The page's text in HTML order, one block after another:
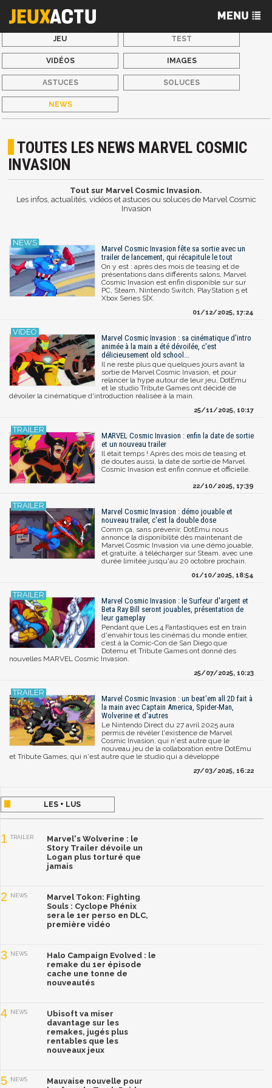
JEU TEST
VIDÉOS IMAGES
ASTUCES SOLUCES
NEWS
TOUTES LES NEWS MARVEL COSMIC
INVASION
Tout sur Marvel Cosmic Invasion.
Les infos, actualités, vidéos et astuces ou soluces de Marvel Cosmic
Invasion
Marvel Cosmic Invasion fête sa sortie avec un
trailer de lancement, qui récapitule le tout
On y est : après des mois de teasing et de
présentations dans différents salons, Marvel
Cosmic Invasion est enfin disponible sur sur
PC, Steam, Nintendo Switch, PlayStation 5 et
Xbox Series S|X.
01/12/2025, 17:24
Marvel Cosmic Invasion : sa cinématique d'intro
animée à la main a été dévoilée, c'est
délicieusement old school...
Il ne reste plus que quelques jours avant la
sortie de Marvel Cosmic Invasion, et pour
relancer la hype autour de leur jeu, DotEmu
et le studio Tribute Games ont décidé de
dévoiler la cinématique d'introduction réalisée à la main.
25/11/2025, 10:17
MARVEL Cosmic Invasion : enfin la date de sortie
et un nouveau trailer
Il était temps ! Après des mois de teasing et
de doutes aussi, la date de sortie de Marvel
Cosmic Invasion est enfin connue et officielle.
22/10/2025, 17:39
Marvel Cosmic Invasion : démo jouable et
nouveau trailer, c'est la double dose
Comm ça, sans prévenir, DotEmu nous
annonce la disponibilité dès maintenant de
Marvel Cosmic Invasion via une démo jouable,
et gratuite, à télécharger sur Steam, avec une
durée limitée jusqu'au 20 octobre prochain.
01/10/2025, 18:54
Marvel Cosmic Invasion : le Surfeur d'argent et
Beta Ray Bill seront jouables, présentation de
leur gameplay
Pendant que Les 4 Fantastiques est en train
d'envahir tous les cinémas du monde entier,
c’est à la Comic-Con de San Diego que
Dotemu et Tribute Games ont donné des
nouvelles MARVEL Cosmic Invasion.
25/07/2025, 10:23
Marvel Cosmic Invasion : un beat'em all 2D fait à
la main avec Captain America, Spider-Man,
Wolverine et d'autres
Le Nintendo Direct du 27 avril 2025 aura
permis de révéler l'existence de Marvel
Cosmic Invasion, qui n'est autre que le
nouveau jeu de la collaboration entre DotEmu
et Tribute Games, qui n'est autre que le studio qui a développé
27/03/2025, 16:22
LES + LUS
1 TRAILER
Marvel's Wolverine : le
Story Trailer dévoile un
Logan plus torturé que
jamais
2 NEWS
Marvel Tokon: Fighting
Souls : Cyclope Phénix
sera le 1er perso en DLC,
première vidéo
3 NEWS
Halo Campaign Evolved : le
remake du 1er épisode
cache une tonne de
nouveautés
4 NEWS
Ubisoft va miser
davantage sur les
remakes, jugés plus
rentables que les
nouveaux jeux
5 NEWS
Mauvaise nouvelle pour